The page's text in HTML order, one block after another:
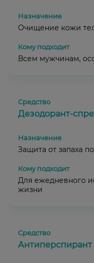
Очищение кожи
Всем мужчинам,
Дезодорант-
Защита от запаха
Для ежедневного
жизни
Антиперспирант